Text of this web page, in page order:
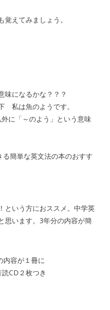
えてみましょう。
味になるかな？？？
私は魚のようです。
に「～のよう」という意味
簡単な英文法の本のおすす
という方におススメ。中学英
思います。3年分の内容が簡
内容が１冊に
CD２枚つき